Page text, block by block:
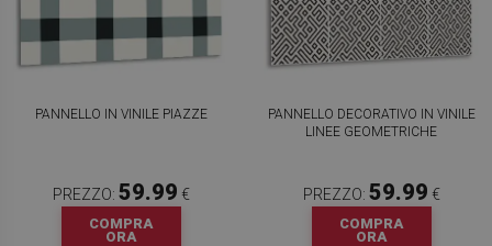
PANNELLO IN VINILE PIAZZE
PREZZO: 59.99 €
COMPRA
ORA
PANNELLO DECORATIVO IN VINILE
LINEE GEOMETRICHE
PREZZO: 59.99 €
COMPRA
ORA